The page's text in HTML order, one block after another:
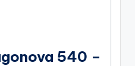
540 –